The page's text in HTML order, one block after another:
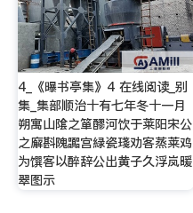
4_《曝书亭集》4 在线阅读_别
集_集部顺治十有七年冬十一月
朔寓山隂之箪醪河饮于莱阳宋公
之廨斟隗嚻宫緑瓷琖劝客蒸莱鸡
为馔客以醉辞公出黄子久浮岚暖
翠图示